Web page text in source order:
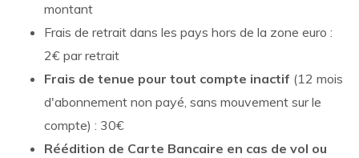
montant
Frais de retrait dans les pays hors de la zone euro :
2€ par retrait
Frais de tenue pour tout compte inactif (12 mois
d'abonnement non payé, sans mouvement sur le
compte) : 30€
Réédition de Carte Bancaire en cas de vol ou